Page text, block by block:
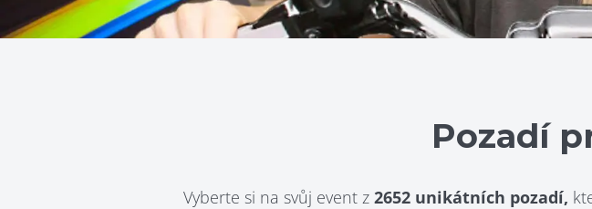
Pozadí
Vyberte si na svůj event z 2652 unikátních pozadí,